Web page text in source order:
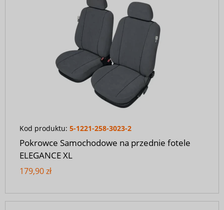
Kod produktu: 5-1221-258-3023-2
Pokrowce Samochodowe na przednie fotele
ELEGANCE XL
179,90 zł